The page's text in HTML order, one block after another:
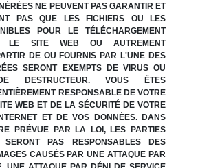
NE PEUVENT PAS GARANTIR ET
PAS QUE LES FICHIERS OU LES
POUR LE TÉLÉCHARGEMENT
LE SITE WEB OU AUTREMENT
DE OU FOURNIS PAR L'UNE DES
SERONT EXEMPTS DE VIRUS OU
DESTRUCTEUR. VOUS ÊTES
RESPONSABLE DE VOTRE
WEB ET DE LA SÉCURITÉ DE VOTRE
ET DE VOS DONNÉES. DANS
PRÉVUE PAR LA LOI, LES PARTIES
SERONT PAS RESPONSABLES DES
CAUSÉS PAR UNE ATTAQUE PAR